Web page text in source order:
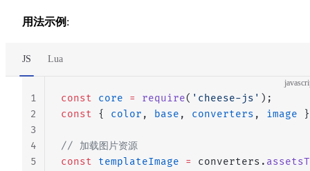
用法示例 :
JS Lua
const core = require( 'cheese-js' );
const { color , base , converters , image
// 加载图片资源
const templateImage = converters.
1
2
3
4
5